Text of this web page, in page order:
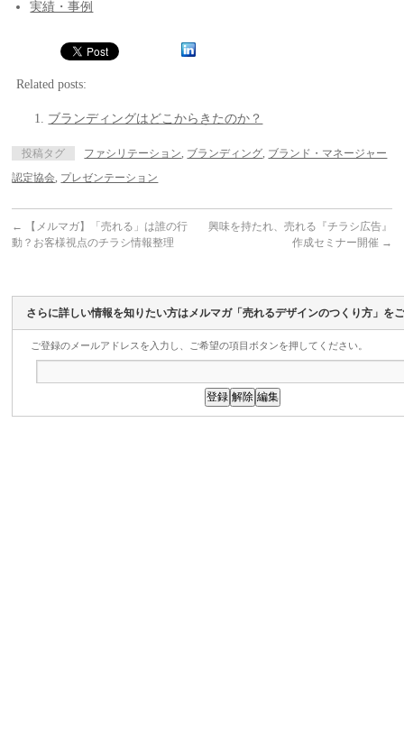
実績・事例
Related posts:
ブランディングはどこからきたのか？
投稿タグ ファシリテーション, ブランディング, ブランド・マネージャー
認定協会, プレゼンテーション
←
【メルマガ】「売れる」は誰の行
動？お客様視点のチラシ情報整理
興味を持たれ、売れる『チラシ広告』
作成セミナー開催 →
さらに詳しい情報を知りたい方はメルマガ「売れるデザインのつくり方」を
ご登録のメールアドレスを入力し、ご希望の項目ボタンを押してください。